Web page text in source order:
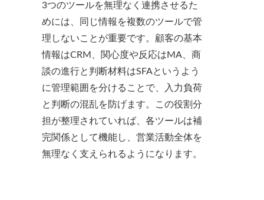
3つのツールを無理なく連携させるた
めには、同じ情報を複数のツールで管
理しないことが重要です。顧客の基本
情報はCRM、関心度や反応はMA、商
談の進行と判断材料はSFAというよう
に管理範囲を分けることで、入力負荷
と判断の混乱を防げます。この役割分
担が整理されていれば、各ツールは補
完関係として機能し、営業活動全体を
無理なく支えられるようになります。